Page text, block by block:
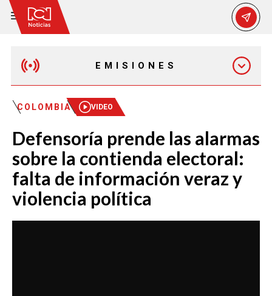
EMISIONES
MAÑANA EXPRESS
EMISIÓN 12:30 PM
EMISIÓN 7:00 PM
EMISIÓN 11:30 PM
COLOMBIA VIDEO
Defensoría prende las alarmas
sobre la contienda electoral:
falta de información veraz y
violencia política